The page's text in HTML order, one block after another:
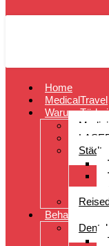
Home
MedicalTravel
Warum Türkei
Behandlungen